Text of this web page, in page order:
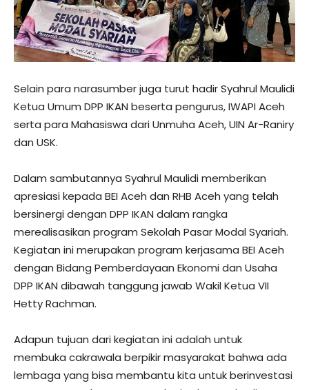
Selain para narasumber juga turut hadir Syahrul Maulidi
Ketua Umum DPP IKAN beserta pengurus, IWAPI Aceh
serta para Mahasiswa dari Unmuha Aceh, UIN Ar-Raniry
dan USK.
Dalam sambutannya Syahrul Maulidi memberikan
apresiasi kepada BEI Aceh dan RHB Aceh yang telah
bersinergi dengan DPP IKAN dalam rangka
merealisasikan program Sekolah Pasar Modal Syariah.
Kegiatan ini merupakan program kerjasama BEI Aceh
dengan Bidang Pemberdayaan Ekonomi dan Usaha
DPP IKAN dibawah tanggung jawab Wakil Ketua VII
Hetty Rachman.
Adapun tujuan dari kegiatan ini adalah untuk
membuka cakrawala berpikir masyarakat bahwa ada
lembaga yang bisa membantu kita untuk berinvestasi